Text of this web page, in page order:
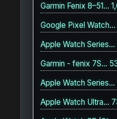
Garmin Fenix 8–51…
Google Pixel
Apple Watch
Garmin - fenix 7S…
Apple Watch
Apple Watch Ultra…